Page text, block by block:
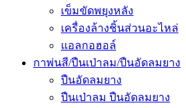
เข็มขัดพยุงหลัง
เครื่องล้างชิ้นส่วนอะไหล่
แอลกอฮอล์
กาพ่นสี/ปืนเป่าลม/ปืนอัดลมยาง
ปืนอัดลมยาง
ปืนเป่าลม ปืนอัดลมยาง